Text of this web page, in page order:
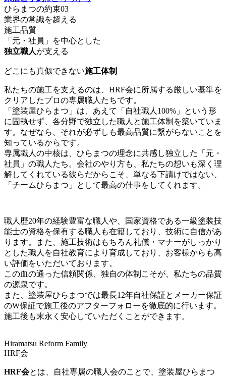
ひらまつの約束03
業界の常識を超える
施工品質
「元・社員」を中心とした
独立職人が支える
どこにも真似できない施工体制
私たちの施工を支えるのは、HRF会に所属する厳しい基準を
クリアしたプロの専属職人たちです。
「塗装屋ひらまつ」は、あえて「自社職人100%」という形
に固執せず、各分野で独立した職人と施工体制を築いていま
す。なぜなら、それが必ずしも最高品質に繋がらないことを
知っているからです。
専属職人の中核は、ひらまつの理念に共感し独立した「元・
社員」の職人たち。会社のやり方も、私たちの想いも深く理
解してくれている彼らだからこそ、単なる下請けではない、
「チームひらまつ」として最高の仕事をしてくれます。
職人歴20年の経験豊富な職人や、国家資格である一級塗装技
能士の資格を保有する職人も在籍しており、技術に自信があ
ります。また、施工技術はもちろん礼儀・マナーがしっかり
とした職人を自社教育により育成しており、お客様からも高
い評価をいただいております。
この血の通った信頼関係、独自の体制こそが、私たちの品質
の源泉です。
また、塗装屋ひらまつでは最長12年自社保証とメーカー保証
のW保証で施工後のアフターフォローを徹底的に行います。
施工後も末永く安心していただくことができます。
Hiramatsu Reform Family
HRF会
HRF会とは、自社専属の職人会のことで、塗装屋ひらまつ